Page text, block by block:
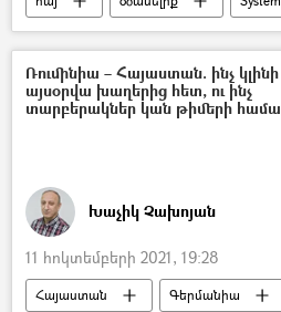
Ծովակ Ոսկանյան
Ռումինիա – Հայաստան. ինչ կլինի
այսօրվա խաղերից հետ, ու ինչ
տարբերակներ կան թիմերի
Խաչիկ Չախոյան
11 հոկտեմբերի 2021, 19:28
Հայաստան Գերմանիա